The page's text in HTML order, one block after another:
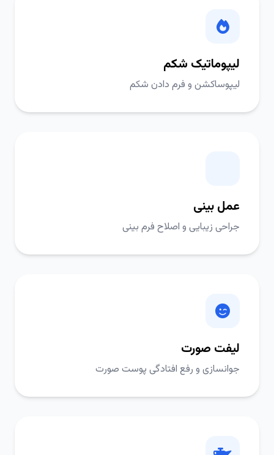
لیپوماتیک شکم
لیپوساکشن و فرم دادن شکم
عمل بینی
جراحی زیبایی و اصلاح فرم بینی
لیفت صورت
جوانسازی و رفع افتادگی پوست صورت